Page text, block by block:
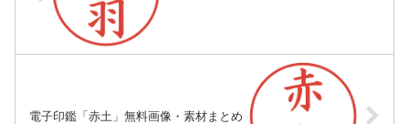
電子印鑑「赤土」無料画像・素材まとめ